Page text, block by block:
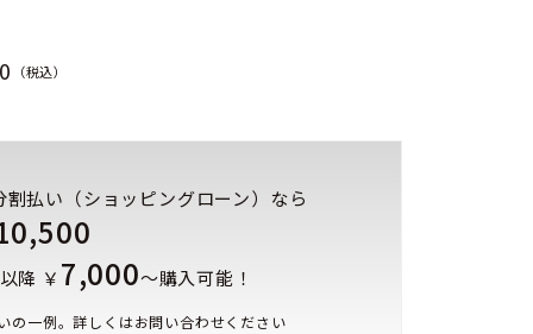
（税込）
割払い（ショッピングローン）なら
降 ￥ 7,000～購入可能！
の一例。詳しくはお問い合わせください